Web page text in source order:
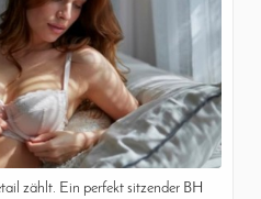
zählt. Ein perfekt sitzender BH